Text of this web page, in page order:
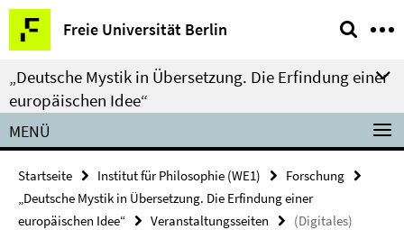
Springe
direkt
zu
Inhalt
Freie Universität Berlin
Service-
Navigation
„Deutsche Mystik in Übersetzung. Die Erfindung einer
europäischen Idee“
MENÜ
Startseite Institut für Philosophie (WE1)
Forschung
„Deutsche Mystik in Übersetzung. Die Erfindung einer
europäischen Idee“
Veranstaltungsseiten
(Digitales)